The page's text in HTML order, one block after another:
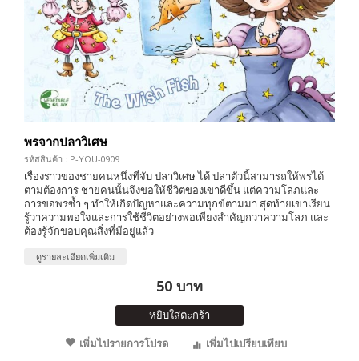
พรจากปลาวิเศษ
รหัสสินค้า : P-YOU-0909
เรื่องราวของชายคนหนึ่งที่จับ ปลาวิเศษ ได้ ปลาตัวนี้สามารถให้พรได้
ตามต้องการ ชายคนนั้นจึงขอให้ชีวิตของเขาดีขึ้น แต่ความโลภและ
การขอพรซ้ำ ๆ ทำให้เกิดปัญหาและความทุกข์ตามมา สุดท้ายเขาเรียน
รู้ว่าความพอใจและการใช้ชีวิตอย่างพอเพียงสำคัญกว่าความโลภ และ
ต้องรู้จักขอบคุณสิ่งที่มีอยู่แล้ว
ดูรายละเอียดเพิ่มเติม
50 บาท
หยิบใส่ตะกร้า
เพิ่มไปรายการโปรด
เพิ่มไปเปรียบเทียบ